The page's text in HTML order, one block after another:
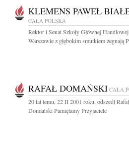
KLEMENS PAWEŁ
CAŁA POLSKA
Rektor i Senat Szkoły Głównej
Warszawie z głębokim smutkiem żegnają
RAFAŁ DOMAŃSKI CAŁA
20 lat temu, 22 II 2001 roku, odszedł Rafał
Domański Pamiętamy Przyjaciele